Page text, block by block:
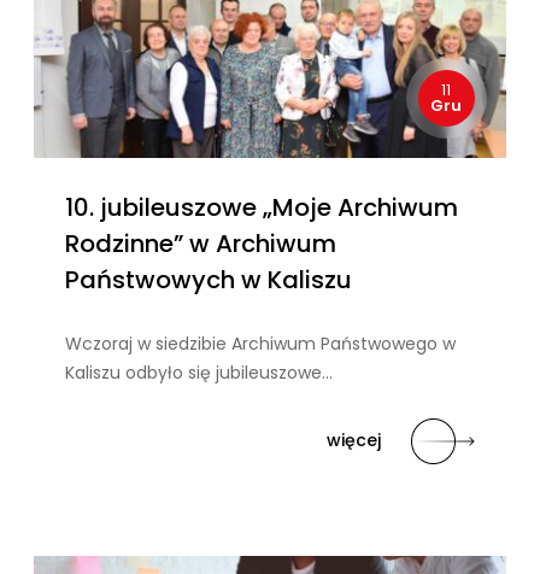
11
Gru
10. jubileuszowe „Moje Archiwum
Rodzinne” w Archiwum
Państwowych w Kaliszu
Wczoraj w siedzibie Archiwum Państwowego w
Kaliszu odbyło się jubileuszowe…
więcej